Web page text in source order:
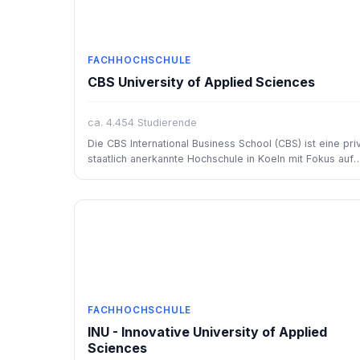
FACHHOCHSCHULE
CBS University of Applied Sciences
ca. 4.454 Studierende
Die CBS International Business School (CBS) ist eine
staatlich anerkannte Hochschule in Koeln mit Fokus auf
FACHHOCHSCHULE
INU - Innovative University of Applied
Sciences